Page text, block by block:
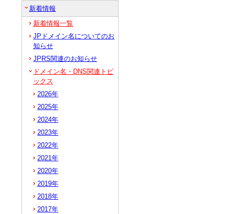
新着情報
新着情報一覧
JPドメイン名についてのお
知らせ
JPRS関連のお知らせ
ドメイン名・DNS関連トピ
ックス
2026年
2025年
2024年
2023年
2022年
2021年
2020年
2019年
2018年
2017年